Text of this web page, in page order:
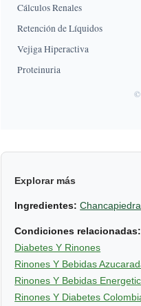
Cálculos Renales
Retención de Líquidos
Vejiga Hiperactiva
Proteinuria
©
Explorar más
Ingredientes: Chancapiedra
Condiciones relacionadas:
Diabetes Y Rinones
Rinones Y Bebidas
Rinones Y Bebidas
Rinones Y Diabetes